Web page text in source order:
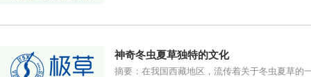
神奇冬虫夏草独特的文化
摘要：在我国西藏地区，流传着关于冬虫夏草的